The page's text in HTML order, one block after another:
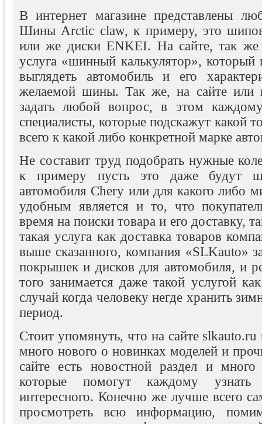
В интернет магазине представлены
Шины Arctic claw, к примеру, это
или же диски ENKEI. На сайте, так же
услуга «шинный калькулятор», который
выглядеть автомобиль и его
желаемой шины. Так же, на сайте или
задать любой вопрос, в этом
специалисты, которые подскажут какой
всего к какой либо конкретной марке
Не составит труд подобрать нужные
к примеру пусть это даже будут
автомобиля Chery или для какого либо
удобным является и то, что
время на поиски товара и его доставку,
такая услуга как доставка товаров
выше сказанного, компания «SLKauto»
покрышек и дисков для автомобиля, и
того занимается даже такой услугой
случай когда человеку негде хранить
период.
Стоит упомянуть, что на сайте slkauto.ru
много нового о новинках моделей и
сайте есть новостной раздел и много
которые помогут каждому
интересного. Конечно же лучше всего
просмотреть всю информацию,